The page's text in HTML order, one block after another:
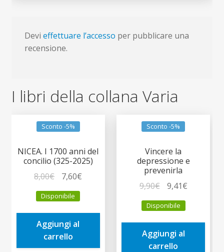
Devi effettuare l’accesso per pubblicare una
recensione.
I libri della collana Varia
Sconto -5%
NICEA. I 1700 anni del
concilio (325-2025)
8,00€
prezzo
originale
era:
8,00€.
7,60€
è:
Disponibile
Aggiungi al
carrello
Sconto -5%
Vincere la
depressione e
prevenirla
9,90€
prezzo
originale
era:
9,90€.
9,41€Il
è:
Disponibile
Aggiungi al
carrello